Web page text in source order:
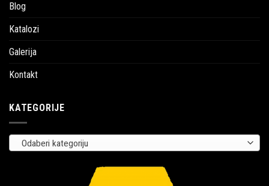
Blog
Katalozi
Galerija
Kontakt
KATEGORIJE
Odaberi kategoriju